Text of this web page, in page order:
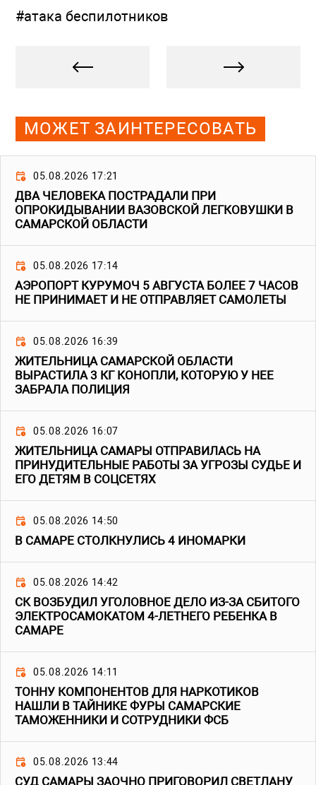
#атака беспилотников
МОЖЕТ ЗАИНТЕРЕСОВАТЬ
05.08.2026 17:21
ДВА ЧЕЛОВЕКА ПОСТРАДАЛИ ПРИ
ОПРОКИДЫВАНИИ ВАЗОВСКОЙ ЛЕГКОВУШКИ В
САМАРСКОЙ ОБЛАСТИ
05.08.2026 17:14
АЭРОПОРТ КУРУМОЧ 5 АВГУСТА БОЛЕЕ 7 ЧАСОВ
НЕ ПРИНИМАЕТ И НЕ ОТПРАВЛЯЕТ САМОЛЕТЫ
05.08.2026 16:39
ЖИТЕЛЬНИЦА САМАРСКОЙ ОБЛАСТИ
ВЫРАСТИЛА 3 КГ КОНОПЛИ, КОТОРУЮ У НЕЕ
ЗАБРАЛА ПОЛИЦИЯ
05.08.2026 16:07
ЖИТЕЛЬНИЦА САМАРЫ ОТПРАВИЛАСЬ НА
ПРИНУДИТЕЛЬНЫЕ РАБОТЫ ЗА УГРОЗЫ СУДЬЕ И
ЕГО ДЕТЯМ В СОЦСЕТЯХ
05.08.2026 14:50
В САМАРЕ СТОЛКНУЛИСЬ 4 ИНОМАРКИ
05.08.2026 14:42
СК ВОЗБУДИЛ УГОЛОВНОЕ ДЕЛО ИЗ-ЗА СБИТОГО
ЭЛЕКТРОСАМОКАТОМ 4-ЛЕТНЕГО РЕБЕНКА В
САМАРЕ
05.08.2026 14:11
ТОННУ КОМПОНЕНТОВ ДЛЯ НАРКОТИКОВ
НАШЛИ В ТАЙНИКЕ ФУРЫ САМАРСКИЕ
ТАМОЖЕННИКИ И СОТРУДНИКИ ФСБ
05.08.2026 13:44
СУД САМАРЫ ЗАОЧНО ПРИГОВОРИЛ СВЕТЛАНУ